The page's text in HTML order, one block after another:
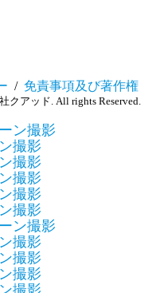
/ 免責事項及び著作権
クアッド. All rights Reserved.
ン撮影
撮影
撮影
撮影
撮影
撮影
ン撮影
撮影
撮影
撮影
撮影